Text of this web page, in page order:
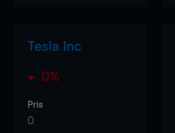
Tesla Inc
0%
Pris
0